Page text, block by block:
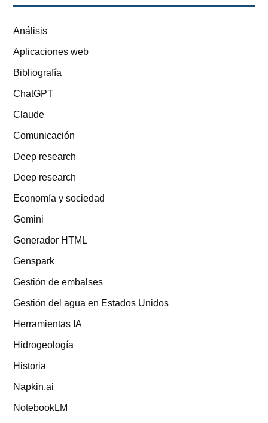
Análisis
Aplicaciones web
Bibliografía
ChatGPT
Claude
Comunicación
Deep research
Deep research
Economía y sociedad
Gemini
Generador HTML
Genspark
Gestión de embalses
Gestión del agua en Estados Unidos
Herramientas IA
Hidrogeología
Historia
Napkin.ai
NotebookLM